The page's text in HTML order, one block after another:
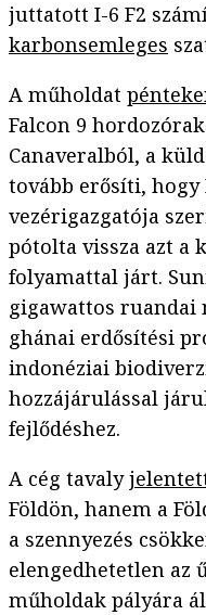
juttatott I-6 F2
karbonsemleges
A műholdat
Falcon 9
Canaveralból, a
tovább erősíti, hogy
vezérigazgatója
pótolta vissza azt a
folyamattal járt.
gigawattos ruandai
ghánai erdősítési
indonéziai
hozzájárulással
fejlődéshez.
A cég tavaly
Földön, hanem a
a szennyezés
elengedhetetlen az
műholdak pályára